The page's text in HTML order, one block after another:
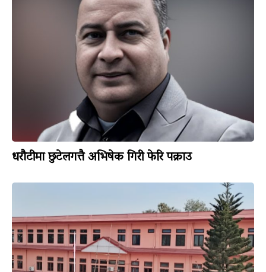
धरौटीमा छुटेलगत्तै अभिषेक गिरी फेरि पक्राउ